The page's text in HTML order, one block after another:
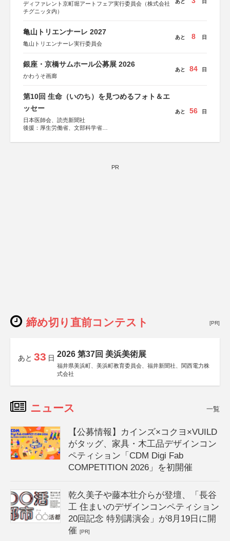
ディファレント京町堀アートフェア実行委員会（株式会社
チグニッタ内）
あと 日
亀山トリエンナーレ 2027
亀山トリエンナーレ実行委員会
あと 8 日
銀座・京橋サムホール公募展 2026
かわうそ画廊
あと 84 日
第10回 生命（いのち）を見つめるフォト＆エ
ッセー
日本医師会、読売新聞社
後援：厚生労働省、文部科学省
しん生命保険株式会社
あと 56 日
PR
締め切り直前コンテスト [PR]
あと 33 日 2026 第37回 美浜美術展
福井県美浜町、美浜町教育委員会、福井新聞社、関西電力株
式会社
ニュース 一覧
【公募情報】カインズ×コクヨ×VUILD
がタッグ、家具・木工品デザインコン
ペティション「CDM Digi Fab
COMPETITION 2026」を初開催
乾久美子や藤本壮介らが登壇、「長谷
工 住まいのデザインコンペティション
20回記念 特別講演会」が8月19日に開
催[PR]